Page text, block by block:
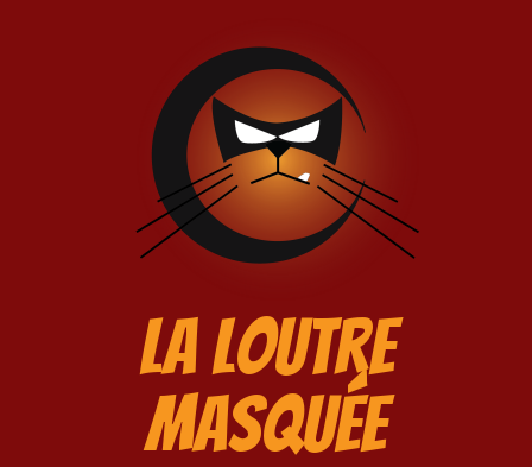
La Loutre
Masquée